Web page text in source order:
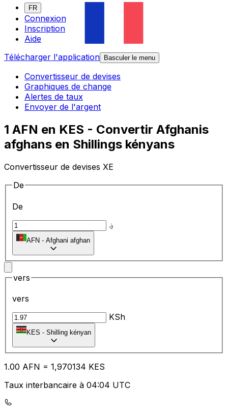
FR
Connexion
Inscription
Aide
Télécharger l'application
Basculer le menu
Convertisseur de devises
Graphiques de change
Alertes de taux
Envoyer de l'argent
1 AFN en KES - Convertir Afghanis
afghans en Shillings kényans
Convertisseur de devises XE
De
De
؋
AFN - Afghani afghan
vers
vers
KSh
KES - Shilling kényan
1.00 AFN = 1,970134 KES
Taux interbancaire à 04:04 UTC